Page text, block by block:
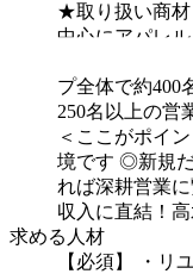
★取り扱い商材
中心にアパレ
プ全体で約400
250名以上の営
＜ここがポイン
境です ◎新規だ
れば深耕営業
収入に直結！
求める人材
【必須】
・リ